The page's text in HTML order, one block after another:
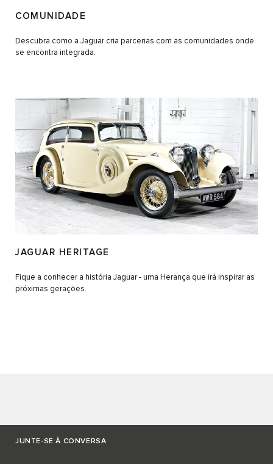
COMUNIDADE
Descubra como a Jaguar cria parcerias com as comunidades onde
se encontra integrada.
JAGUAR HERITAGE
Fique a conhecer a história Jaguar - uma Herança que irá inspirar as
próximas gerações.
JUNTE-SE À CONVERSA